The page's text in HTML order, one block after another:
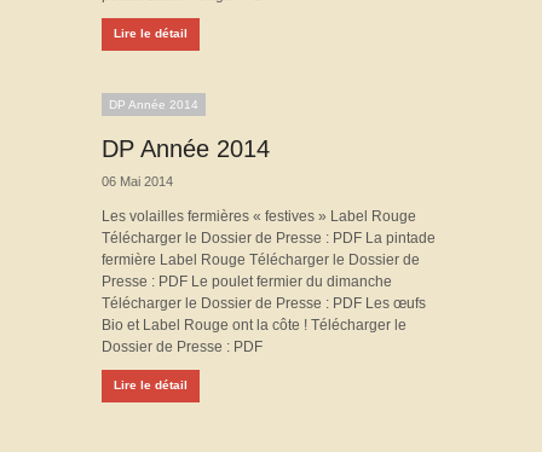
Lire le détail
DP Année 2014
DP Année 2014
06 Mai 2014
Les volailles fermières « festives » Label Rouge
Télécharger le Dossier de Presse : PDF La pintade
fermière Label Rouge Télécharger le Dossier de
Presse : PDF Le poulet fermier du dimanche
Télécharger le Dossier de Presse : PDF Les œufs
Bio et Label Rouge ont la côte ! Télécharger le
Dossier de Presse : PDF
Lire le détail